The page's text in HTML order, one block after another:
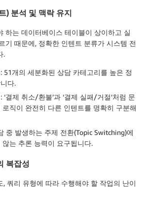
) 분석 및 맥락 유지
하는 데이터베이스 테이블이 상이하고 실
기 때문에, 정확한 인텐트 분류가 시스템 전
.
: 51개의 세분화된 상담 카테고리를 높은 정
다.
: ‘결제 취소/환불’과 ‘결제 실패/거절’처럼 문
직이 완전히 다른 인텐트를 명확히 구분해
중 발생하는 주제 전환(Topic Switching)에
는 추론 능력이 요구됩니다.
복잡성
, 쿼리 유형에 따라 수행해야 할 작업의 난이